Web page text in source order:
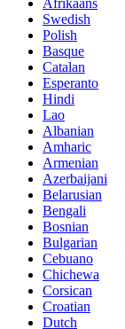
Afrikaans
Swedish
Polish
Basque
Catalan
Esperanto
Hindi
Lao
Albanian
Amharic
Armenian
Azerbaijani
Belarusian
Bengali
Bosnian
Bulgarian
Cebuano
Chichewa
Corsican
Croatian
Dutch